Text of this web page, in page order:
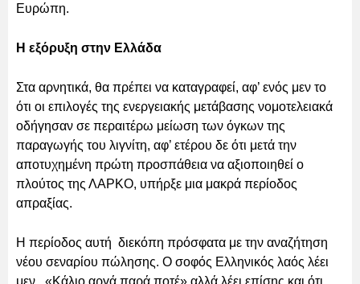
Ευρώπη.
Η εξόρυξη στην Ελλάδα
Στα αρνητικά, θα πρέπει να καταγραφεί, αφ’ ενός μεν το
ότι οι επιλογές της ενεργειακής μετάβασης νομοτελειακά
οδήγησαν σε περαιτέρω μείωση των όγκων της
παραγωγής του λιγνίτη, αφ’ ετέρου δε ότι μετά την
αποτυχημένη πρώτη προσπάθεια να αξιοποιηθεί ο
πλούτος της ΛΑΡΚΟ, υπήρξε μια μακρά περίοδος
απραξίας.
Η περίοδος αυτή διεκόπη πρόσφατα με την αναζήτηση
νέου σεναρίου πώλησης. Ο σοφός Ελληνικός λαός λέει
μεν «Κάλιο αργά παρά ποτέ» αλλά λέει επίσης και ότι